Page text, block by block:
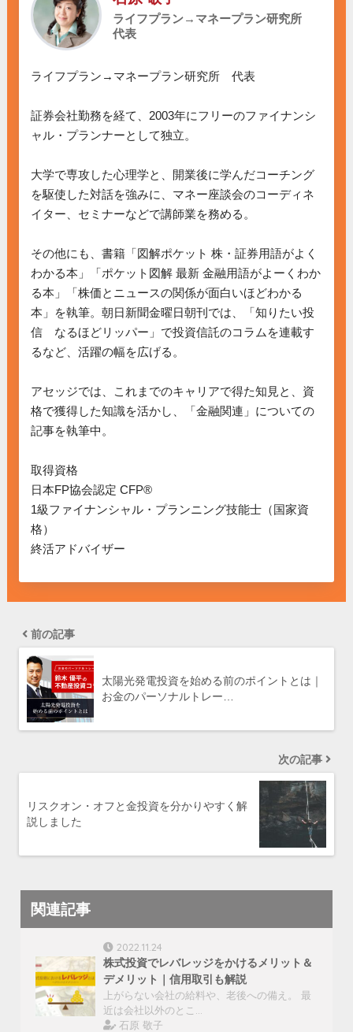
ライフプラン→マネープラン研究所
代表
ライフプラン→マネープラン研究所　代表
証券会社勤務を経て、2003年にフリーのファイナンシ
ャル・プランナーとして独立。
大学で専攻した心理学と、開業後に学んだコーチング
を駆使した対話を強みに、マネー座談会のコーディネ
イター、セミナーなどで講師業を務める。
その他にも、書籍「図解ポケット 株・証券用語がよく
わかる本」「ポケット図解 最新 金融用語がよーくわか
る本」「株価とニュースの関係が面白いほどわかる
本」を執筆。朝日新聞金曜日朝刊では、「知りたい投
信　なるほどリッパー」で投資信託のコラムを連載す
るなど、活躍の幅を広げる。
アセッジでは、これまでのキャリアで得た知見と、資
格で獲得した知識を活かし、「金融関連」についての
記事を執筆中。
取得資格
日本FP協会認定 CFP®
1級ファイナンシャル・プランニング技能士（国家資
格）
終活アドバイザー
前の記事
太陽光発電投資を始める前のポイントとは｜
お金のパーソナルトレー…
次の記事
リスクオン・オフと金投資を分かりやすく解
説しました
関連記事
2022.11.24
株式投資でレバレッジをかけるメリット＆
デメリット｜信用取引も解説
上がらない会社の給料や、老後への備え。 最
近は会社以外のとこ…
石原 敬子